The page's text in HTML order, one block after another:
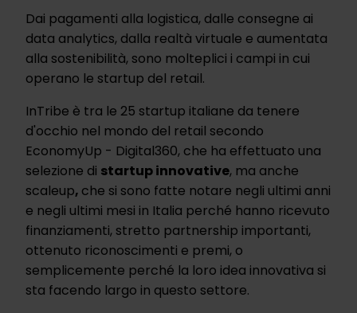
Dai pagamenti alla logistica, dalle consegne ai
data analytics, dalla realtà virtuale e aumentata
alla sostenibilità, sono molteplici i campi in cui
operano le startup del retail.
InTribe è tra le 25 startup italiane da tenere
d'occhio nel mondo del retail secondo
EconomyUp - Digital360, che ha effettuato una
selezione di startup innovative, ma anche
scaleup, che si sono fatte notare negli ultimi anni
e negli ultimi mesi in Italia perché hanno ricevuto
finanziamenti, stretto partnership importanti,
ottenuto riconoscimenti e premi, o
semplicemente perché la loro idea innovativa si
sta facendo largo in questo settore.